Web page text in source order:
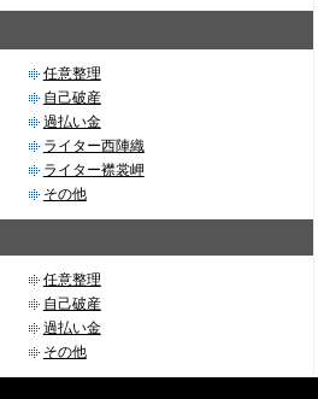
任意整理
自己破産
過払い金
ライター西陣織
ライター襟裳岬
その他
任意整理
自己破産
過払い金
その他